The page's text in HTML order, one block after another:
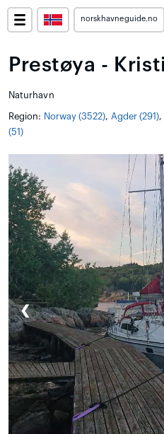
norskhavneguide.no
Prestøya -
Naturhavn
Region: Norway (3522), Agder (291),
(51)
❮